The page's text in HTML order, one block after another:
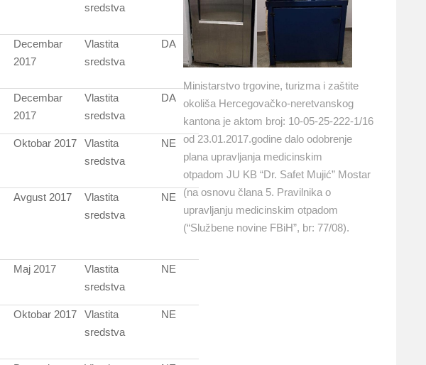
sredstva
Decembar
2017
Vlastita
sredstva
DA
Decembar
2017
Vlastita
sredstva
DA
Oktobar 2017
Vlastita
sredstva
NE
Avgust 2017
Vlastita
sredstva
NE
Maj 2017
Vlastita
sredstva
NE
Oktobar 2017
Vlastita
sredstva
NE
Ministarstvo trgovine, turizma i zaštite
okoliša Hercegovačko-neretvanskog
kantona je aktom broj: 10-05-25-222-1/16
od 23.01.2017.godine dalo odobrenje
plana upravljanja medicinskim
otpadom JU KB “Dr. Safet Mujić” Mostar
(na osnovu člana 5. Pravilnika o
upravljanju medicinskim otpadom
(“Službene novine FBiH”, br: 77/08).